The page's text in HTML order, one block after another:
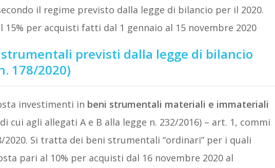
il regime previsto dalla legge di bilancio per il 2020.
15% per acquisti fatti dal 1 gennaio al 15 novembre 2020
previsti dalla legge di bilancio
178/2020)
investimenti in beni strumentali materiali e immateriali
cui agli allegati A e B alla legge n. 232/2016) – art. 1, commi
2020. Si tratta dei beni strumentali “ordinari” per i quali
pari al 10% per acquisti dal 16 novembre 2020 al